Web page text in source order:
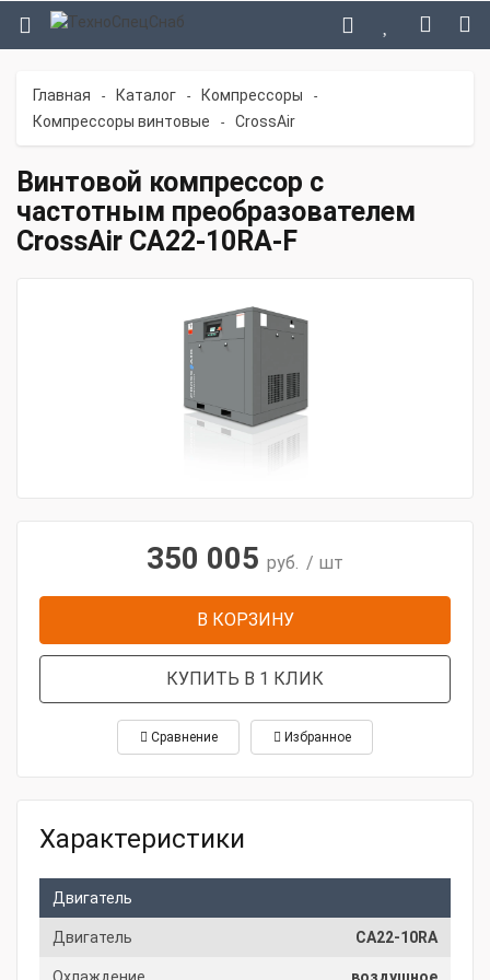
Главная - Каталог - Компрессоры -
Компрессоры винтовые - CrossAir
Винтовой компрессор с
частотным преобразователем
CrossAir CA22-10RA-F
350 005 руб. / шт
В КОРЗИНУ
КУПИТЬ В 1 КЛИК
Сравнение Избранное
Характеристики
Двигатель
Двигатель CA22-10RA